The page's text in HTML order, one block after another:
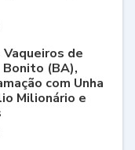
de
(BA),
com Unha
Milionário e